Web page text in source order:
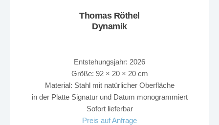
Thomas Röthel
Dynamik
Entstehungsjahr: 2026
Größe: 92 × 20 × 20 cm
Material: Stahl mit natürlicher Oberfläche
in der Platte Signatur und Datum monogrammiert
Sofort lieferbar
Preis auf Anfrage